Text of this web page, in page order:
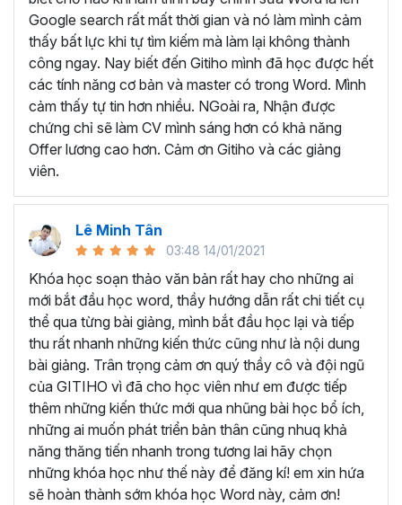
Biết cáchhình thành tư duy để bắt đầu soạn
thảo văn bản
Thành thạo cáchcài đặt và định dạng cơ bản
Thành thạo trong việcthiết kế các đối tượng
Thành thạo các tính năng đặc biệttrong Word như
trình bày văn bản dạng cột, tạo mục lục, tạo danh
mục tham khảo, trộn văn bản, ghi Macro, Tracking…
Thực hành
đồng, báo cáo chuyên môn…
Như vậy, khi học Word bạn sẽ được trang bị đầy đủ kỹ
năng và kiến thức cần thiết để trở thành chuyên gia soạn
thảo văn bản. Từ những kiến thức đó bạn có thể tạo ra
những tài liệu chuyên nghiệp, chỉn chu cũng như biết cách
quản lý tài liệu và thao tác nhanh chóng, nâng cao hiệu
suất làm việc.
TRỞ THÀNH CHUYÊN GIA
SOẠN THẢO VĂN BẢN VỚI
KHÓA HỌC TUYỆT ĐỈNH
MICROSOFT WORD
Google search rất mất thời gian và nó làm mình cảm
thấy bất lực khi tự tìm kiếm mà làm lại không thành
công ngay. Nay biết đến Gitiho mình đã học được hết
các tính năng cơ bản và master có trong Word. Mình
cảm thấy tự tin hơn nhiều. NGoài ra, Nhận được
chứng chỉ sẽ làm CV mình sáng hơn có khả năng
Offer lương cao hơn. Cảm ơn Gitiho và các giảng
viên.
Lê Minh Tân
03:48 14/01/2021
Khóa học soạn thảo văn bản rất hay cho những ai
mới bắt đầu học word, thầy hướng dẫn rất chi tiết cụ
thể qua từng bài giảng, mình bắt đầu học lại và tiếp
thu rất nhanh những kiến thức cũng như là nội dung
bài giảng. Trân trọng cảm ơn quý thầy cô và đội ngũ
của GITIHO vì đã cho học viên như em được tiếp
thêm những kiến thức mới qua nhũng bài học bổ ích,
những ai muốn phát triển bản thân cũng nhuq khả
năng thăng tiến nhanh trong tương lai hãy chọn
những khóa học như thế này để đăng kí! em xin hứa
sẽ hoàn thành sớm khóa học Word này, cảm ơn!